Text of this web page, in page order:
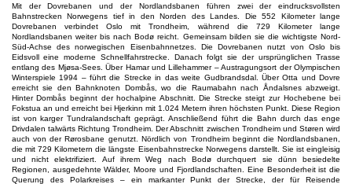
Mit der Dovrebanen und der Nordlandsbanen führen zwei der eindrucksvollsten
Bahnstrecken Norwegens tief in den Norden des Landes. Die 552 Kilometer lange
Dovrebanen verbindet Oslo mit Trondheim, während die 729 Kilometer lange
Nordlandsbanen weiter bis nach Bodø reicht. Gemeinsam bilden sie die wichtigste Nord-
Süd-Achse des norwegischen Eisenbahnnetzes. Die Dovrebanen nutzt von Oslo bis
Eidsvoll eine moderne Schnellfahrstrecke. Danach folgt sie der ursprünglichen Trasse
entlang des Mjøsa-Sees. Über Hamar und Lillehammer – Austragungsort der Olympischen
Winterspiele 1994 – führt die Strecke in das weite Gudbrandsdal. Über Otta und Dovre
erreicht sie den Bahnknoten Dombås, wo die Raumabahn nach Åndalsnes abzweigt.
Hinter Dombås beginnt der hochalpine Abschnitt. Die Strecke steigt zur Hochebene bei
Fokstua an und erreicht bei Hjerkinn mit 1.024 Metern ihren höchsten Punkt. Diese Region
ist von karger Tundralandschaft geprägt. Anschließend führt die Bahn durch das enge
Drivdalen talwärts Richtung Trondheim. Der Abschnitt zwischen Trondheim und Støren wird
auch von der Rørosbane genutzt. Nördlich von Trondheim beginnt die Nordlandsbanen,
die mit 729 Kilometern die längste Eisenbahnstrecke Norwegens darstellt. Sie ist eingleisig
und nicht elektrifiziert. Auf ihrem Weg nach Bodø durchquert sie dünn besiedelte
Regionen, ausgedehnte Wälder, Moore und Fjordlandschaften. Eine Besonderheit ist die
Querung des Polarkreises – ein markanter Punkt der Strecke, der für Reisende